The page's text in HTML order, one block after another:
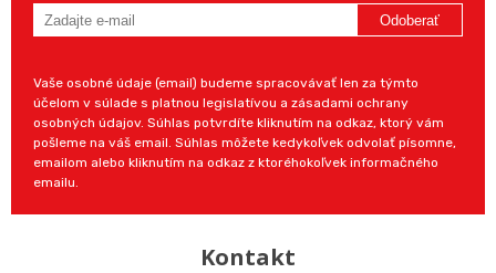
Odoberať
Vaše osobné údaje (email) budeme spracovávať len za týmto
účelom v súlade s platnou legislatívou a zásadami ochrany
osobných údajov. Súhlas potvrdíte kliknutím na odkaz, ktorý vám
pošleme na váš email. Súhlas môžete kedykoľvek odvolať písomne,
emailom alebo kliknutím na odkaz z ktoréhokoľvek informačného
emailu.
Kontakt